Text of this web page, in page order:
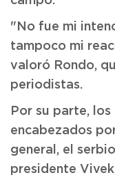
"No fue mi
tampoco mi
valoró Rondo,
periodistas.
Por su parte,
encabezados
general, el
presidente